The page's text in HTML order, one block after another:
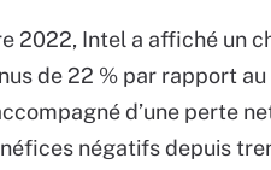
2022, Intel a affiché un
de 22 % par rapport
d’une perte
négatifs depuis